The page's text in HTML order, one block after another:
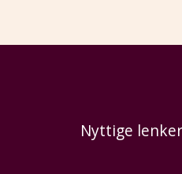
Nyttige lenker